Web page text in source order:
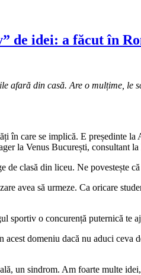
de idei: a făcut în
afară din casă. Are o mulțime,
în care se implică. E președinte
la Venus București, consultant
clasă din liceu. Ne povestește
avea să urmeze. Ca oricare
sportiv o concurență puternică
domeniu dacă nu aduci
un sindrom. Am foarte multe